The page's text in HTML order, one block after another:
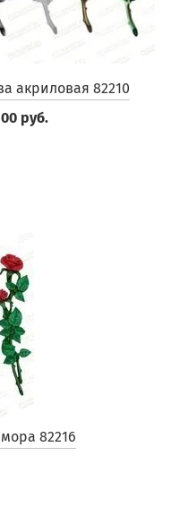
акриловая 82210
руб.
82216